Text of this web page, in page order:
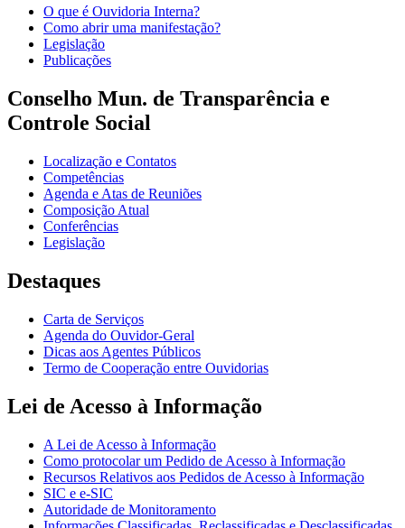
O que é Ouvidoria Interna?
Como abrir uma manifestação?
Legislação
Publicações
Conselho Mun. de Transparência e
Controle Social
Localização e Contatos
Competências
Agenda e Atas de Reuniões
Composição Atual
Conferências
Legislação
Destaques
Carta de Serviços
Agenda do Ouvidor-Geral
Dicas aos Agentes Públicos
Termo de Cooperação entre Ouvidorias
Lei de Acesso à Informação
A Lei de Acesso à Informação
Como protocolar um Pedido de Acesso à Informação
Recursos Relativos aos Pedidos de Acesso à Informação
SIC e e-SIC
Autoridade de Monitoramento